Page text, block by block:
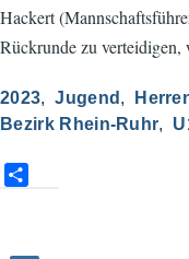
Hackert
Rückrunde zu verteidigen,
2023 Jugend
Bezirk Rhein-Ruhr